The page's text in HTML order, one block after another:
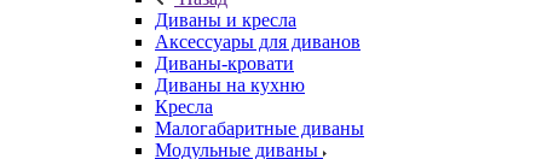
Диваны и кресла
Аксессуары для диванов
Диваны-кровати
Диваны на кухню
Кресла
Малогабаритные диваны
Модульные диваны